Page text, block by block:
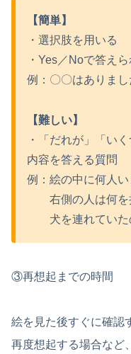
【簡単】
・選択肢を用いる
・Yes／Noで答え
例：〇〇はありま
【難しい】
・「だれが」「い
内容を答える質問
例：絵の中に何人い
右側の人は何を
犬を連れていた
③再想起までの時間
絵を見た後すぐに確認
再度想起する場合など